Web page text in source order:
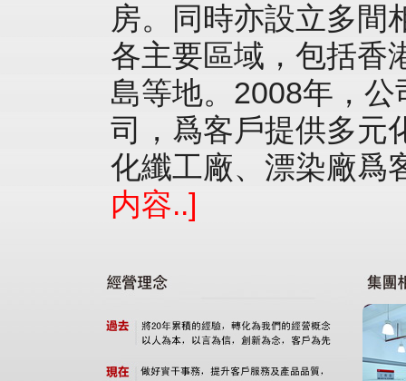
房。同時亦設立多間
各主要區域，包括香
島等地。2008年，
司，爲客戶提供多元
化纖工廠、漂染廠爲
内容..]